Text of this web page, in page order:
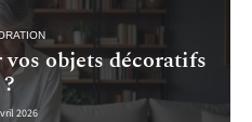
objets décoratifs
?
2026